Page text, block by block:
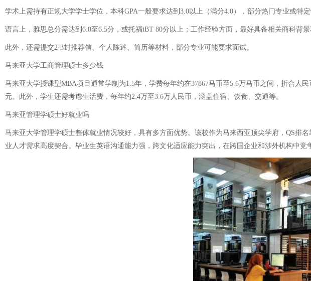
学术上需持有正规大学学士学位，本科GPA一般要求达到3.0以上（满分4.0），部分热门专业或特
语言上，雅思总分需达到6.0至6.5分，或托福iBT 80分以上；工作经验方面，最好具备相关商科背景
此外，还需提交2-3封推荐信、个人陈述、简历等材料，部分专业可能要求面试。
马来亚大学工商管理硕士多少钱
马来亚大学授课型MBA项目通常学制为1.5年，学费每年约在37867马币至5.6万马币之间，折合人
元。此外，学生还需考虑生活费，每年约2.4万至3.6万人民币，涵盖住宿、饮食、交通等。
马来亚管理学硕士好就业吗
马来亚大学管理学硕士整体就业情况较好，具有多方面优势。该校作为马来西亚顶尖学府，QS
业人才需求高度契合。毕业生英语沟通能力强，跨文化适应能力突出，在跨国企业和涉外机构中